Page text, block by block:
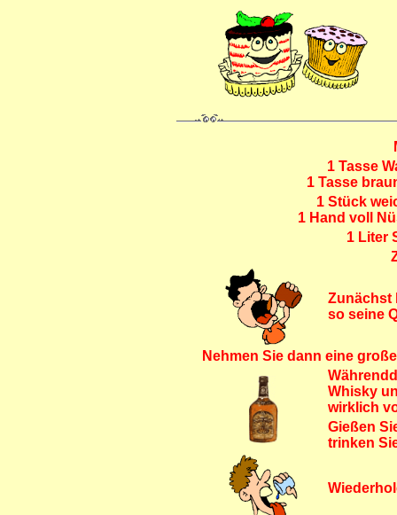
1 Tasse
1 Tasse
1 Stück
1 Hand voll
1 Liter
Zunächst
so seine
Nehmen Sie dann eine
Whisky
wirklich
Gießen
trinken